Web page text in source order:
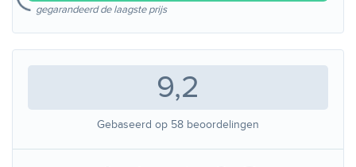
gegarandeerd de laagste prijs
9,2
Gebaseerd op 58 beoordelingen